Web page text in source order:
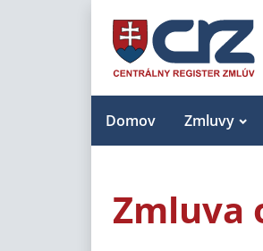
Domov Zmluvy
Zmluva